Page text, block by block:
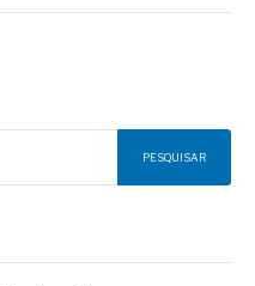
PESQUISAR